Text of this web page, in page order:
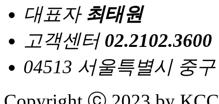
대표자 최태원
고객센터 02.2102.3600
04513 서울특별시 중